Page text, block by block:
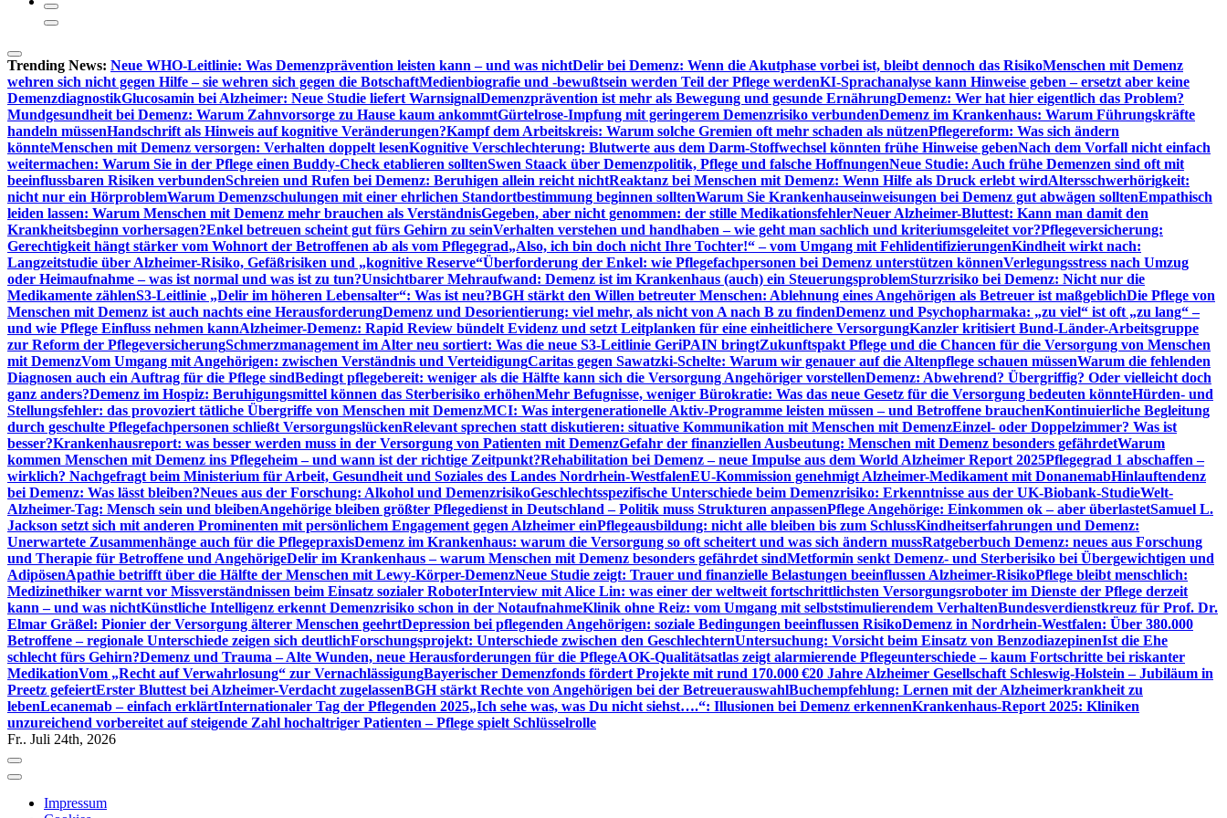
Trending News: Neue WHO-Leitlinie: Was Demenzprävention leisten kann – und was nichtDelir bei Demenz: Wenn die Akutphase vorbei ist, bleibt dennoch das RisikoMenschen mit Demenz
wehren sich nicht gegen Hilfe – sie wehren sich gegen die BotschaftMedienbiografie und -bewußtsein werden Teil der Pflege werdenKI-Sprachanalyse kann Hinweise geben – ersetzt aber keine
DemenzdiagnostikGlucosamin bei Alzheimer: Neue Studie liefert WarnsignalDemenzprävention ist mehr als Bewegung und gesunde ErnährungDemenz: Wer hat hier eigentlich das Problem?
Mundgesundheit bei Demenz: Warum Zahnvorsorge zu Hause kaum ankommtGürtelrose-Impfung mit geringerem Demenzrisiko verbundenDemenz im Krankenhaus: Warum Führungskräfte
handeln müssenHandschrift als Hinweis auf kognitive Veränderungen?Kampf dem Arbeitskreis: Warum solche Gremien oft mehr schaden als nützenPflegereform: Was sich ändern
könnteMenschen mit Demenz versorgen: Verhalten doppelt lesenKognitive Verschlechterung: Blutwerte aus dem Darm-Stoffwechsel könnten frühe Hinweise gebenNach dem Vorfall nicht einfach
weitermachen: Warum Sie in der Pflege einen Buddy-Check etablieren solltenSwen Staack über Demenzpolitik, Pflege und falsche HoffnungenNeue Studie: Auch frühe Demenzen sind oft mit
beeinflussbaren Risiken verbundenSchreien und Rufen bei Demenz: Beruhigen allein reicht nichtReaktanz bei Menschen mit Demenz: Wenn Hilfe als Druck erlebt wirdAltersschwerhörigkeit:
nicht nur ein HörproblemWarum Demenzschulungen mit einer ehrlichen Standortbestimmung beginnen solltenWarum Sie Krankenhauseinweisungen bei Demenz gut abwägen solltenEmpathisch
leiden lassen: Warum Menschen mit Demenz mehr brauchen als VerständnisGegeben, aber nicht genommen: der stille MedikationsfehlerNeuer Alzheimer-Bluttest: Kann man damit den
Krankheitsbeginn vorhersagen?Enkel betreuen scheint gut fürs Gehirn zu seinVerhalten verstehen und handhaben – wie geht man sachlich und kriteriumsgeleitet vor?Pflegeversicherung:
Gerechtigkeit hängt stärker vom Wohnort der Betroffenen ab als vom Pflegegrad„Also, ich bin doch nicht Ihre Tochter!“ – vom Umgang mit FehlidentifizierungenKindheit wirkt nach:
Langzeitstudie über Alzheimer-Risiko, Gefäßrisiken und „kognitive Reserve“Überforderung der Enkel: wie Pflegefachpersonen bei Demenz unterstützen könnenVerlegungsstress nach Umzug
oder Heimaufnahme – was ist normal und was ist zu tun?Unsichtbarer Mehraufwand: Demenz ist im Krankenhaus (auch) ein SteuerungsproblemSturzrisiko bei Demenz: Nicht nur die
Medikamente zählenS3-Leitlinie „Delir im höheren Lebensalter“: Was ist neu?BGH stärkt den Willen betreuter Menschen: Ablehnung eines Angehörigen als Betreuer ist maßgeblichDie Pflege von
Menschen mit Demenz ist auch nachts eine HerausforderungDemenz und Desorientierung: viel mehr, als nicht von A nach B zu findenDemenz und Psychopharmaka: „zu viel“ ist oft „zu lang“ –
und wie Pflege Einfluss nehmen kannAlzheimer-Demenz: Rapid Review bündelt Evidenz und setzt Leitplanken für eine einheitlichere VersorgungKanzler kritisiert Bund-Länder-Arbeitsgruppe
zur Reform der PflegeversicherungSchmerzmanagement im Alter neu sortiert: Was die neue S3-Leitlinie GeriPAIN bringtZukunftspakt Pflege und die Chancen für die Versorgung von Menschen
mit DemenzVom Umgang mit Angehörigen: zwischen Verständnis und VerteidigungCaritas gegen Sawatzki-Schelte: Warum wir genauer auf die Altenpflege schauen müssenWarum die fehlenden
Diagnosen auch ein Auftrag für die Pflege sindBedingt pflegebereit: weniger als die Hälfte kann sich die Versorgung Angehöriger vorstellenDemenz: Abwehrend? Übergriffig? Oder vielleicht doch
ganz anders?Demenz im Hospiz: Beruhigungsmittel können das Sterberisiko erhöhenMehr Befugnisse, weniger Bürokratie: Was das neue Gesetz für die Versorgung bedeuten könnteHürden- und
Stellungsfehler: das provoziert tätliche Übergriffe von Menschen mit DemenzMCI: Was intergenerationelle Aktiv-Programme leisten müssen – und Betroffene brauchenKontinuierliche Begleitung
durch geschulte Pflegefachpersonen schließt VersorgungslückenRelevant sprechen statt diskutieren: situative Kommunikation mit Menschen mit DemenzEinzel- oder Doppelzimmer? Was ist
besser?Krankenhausreport: was besser werden muss in der Versorgung von Patienten mit DemenzGefahr der finanziellen Ausbeutung: Menschen mit Demenz besonders gefährdetWarum
kommen Menschen mit Demenz ins Pflegeheim – und wann ist der richtige Zeitpunkt?Rehabilitation bei Demenz – neue Impulse aus dem World Alzheimer Report 2025Pflegegrad 1 abschaffen –
wirklich? Nachgefragt beim Ministerium für Arbeit, Gesundheit und Soziales des Landes Nordrhein-WestfalenEU-Kommission genehmigt Alzheimer-Medikament mit DonanemabHinlauftendenz
bei Demenz: Was lässt bleiben?Neues aus der Forschung: Alkohol und DemenzrisikoGeschlechtsspezifische Unterschiede beim Demenzrisiko: Erkenntnisse aus der UK-Biobank-StudieWelt-
Alzheimer-Tag: Mensch sein und bleibenAngehörige bleiben größter Pflegedienst in Deutschland – Politik muss Strukturen anpassenPflege Angehörige: Einkommen ok – aber überlastetSamuel L.
Jackson setzt sich mit anderen Prominenten mit persönlichem Engagement gegen Alzheimer einPflegeausbildung: nicht alle bleiben bis zum SchlussKindheitserfahrungen und Demenz:
Unerwartete Zusammenhänge auch für die PflegepraxisDemenz im Krankenhaus: warum die Versorgung so oft scheitert und was sich ändern mussRatgeberbuch Demenz: neues aus Forschung
und Therapie für Betroffene und AngehörigeDelir im Krankenhaus – warum Menschen mit Demenz besonders gefährdet sindMetformin senkt Demenz- und Sterberisiko bei Übergewichtigen und
AdipösenApathie betrifft über die Hälfte der Menschen mit Lewy-Körper-DemenzNeue Studie zeigt: Trauer und finanzielle Belastungen beeinflussen Alzheimer-RisikoPflege bleibt menschlich:
Medizinethiker warnt vor Missverständnissen beim Einsatz sozialer RoboterInterview mit Alice Lin: was einer der weltweit fortschrittlichsten Versorgungsroboter im Dienste der Pflege derzeit
kann – und was nichtKünstliche Intelligenz erkennt Demenzrisiko schon in der NotaufnahmeKlinik ohne Reiz: vom Umgang mit selbststimulierendem VerhaltenBundesverdienstkreuz für Prof. Dr.
Elmar Gräßel: Pionier der Versorgung älterer Menschen geehrtDepression bei pflegenden Angehörigen: soziale Bedingungen beeinflussen RisikoDemenz in Nordrhein-Westfalen: Über 380.000
Betroffene – regionale Unterschiede zeigen sich deutlichForschungsprojekt: Unterschiede zwischen den GeschlechternUntersuchung: Vorsicht beim Einsatz von BenzodiazepinenIst die Ehe
schlecht fürs Gehirn?Demenz und Trauma – Alte Wunden, neue Herausforderungen für die PflegeAOK-Qualitätsatlas zeigt alarmierende Pflegeunterschiede – kaum Fortschritte bei riskanter
MedikationVom „Recht auf Verwahrlosung“ zur VernachlässigungBayerischer Demenzfonds fördert Projekte mit rund 170.000 €20 Jahre Alzheimer Gesellschaft Schleswig-Holstein – Jubiläum in
Preetz gefeiertErster Bluttest bei Alzheimer-Verdacht zugelassenBGH stärkt Rechte von Angehörigen bei der BetreuerauswahlBuchempfehlung: Lernen mit der Alzheimerkrankheit zu
lebenLecanemab – einfach erklärtInternationaler Tag der Pflegenden 2025„Ich sehe was, was Du nicht siehst….“: Illusionen bei Demenz erkennenKrankenhaus-Report 2025: Kliniken
unzureichend vorbereitet auf steigende Zahl hochaltriger Patienten – Pflege spielt Schlüsselrolle
Fr.. Juli 24th, 2026
Impressum